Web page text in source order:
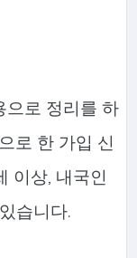
으로 정리를 하
로 한 가입 신
이상, 내국인
습니다.